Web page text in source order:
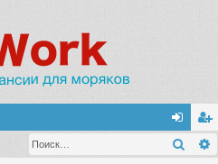
хо ег